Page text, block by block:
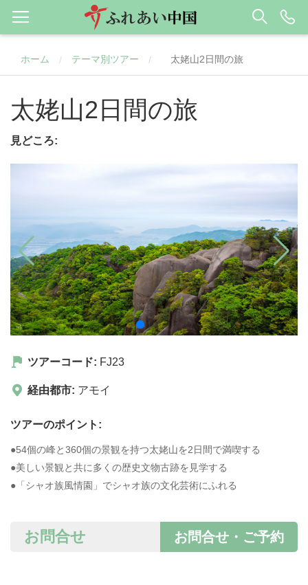
ホーム / テーマ別ツアー / 太姥山2日間の旅
太姥山2日間の旅
見どころ:
ツアーコード: FJ23
経由都市: アモイ
ツアーのポイント:
●54個の峰と360個の景観を持つ太姥山を2日間で満喫する
●美しい景観と共に多くの歴史文物古跡を見学する
●「シャオ族風情園」でシャオ族の文化芸術にふれる
お問合せ・ご予約
お問合せ